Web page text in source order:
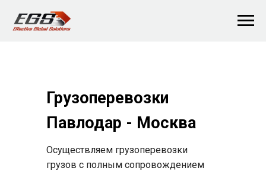
Главная → Грузоперевозки
Грузоперевозки
Павлодар - Москва
Осуществляем грузоперевозки
грузов с полным сопровождением